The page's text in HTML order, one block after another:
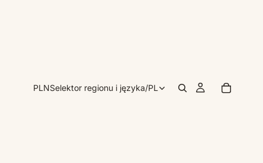
PLNSelektor regionu i języka/PL